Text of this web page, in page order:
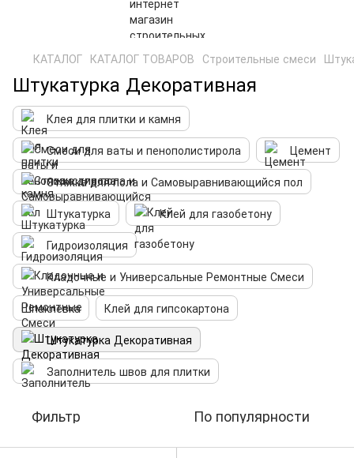
КАТАЛОГ КАТАЛОГ ТОВАРОВ Строительные смеси
Штукатурка Декоративная
Клея для плитки и камня
Смеси для ваты и пенополистирола
Цемент
Стяжка для пола и Самовыравнивающийся пол
Штукатурка
Клей для газобетону
Гидроизоляция
Кладочные и Универсальные Ремонтные Смеси
Шпаклевка
Клей для гипсокартона
Штукатурка Декоративная
Заполнитель швов для плитки
Фильтр По популярности